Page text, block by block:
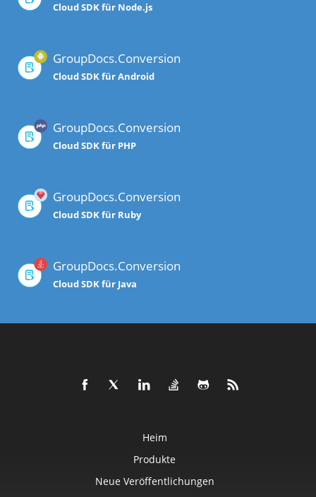
Cloud SDK für Node.js
GroupDocs.Conversion
Cloud SDK für Android
GroupDocs.Conversion
Cloud SDK für PHP
GroupDocs.Conversion
Cloud SDK für Ruby
GroupDocs.Conversion
Cloud SDK für Java
Heim
Produkte
Neue Veröffentlichungen